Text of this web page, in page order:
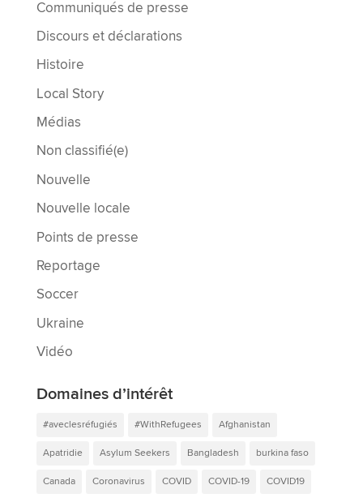
Communiqués de presse
Discours et déclarations
Histoire
Local Story
Médias
Non classifié(e)
Nouvelle
Nouvelle locale
Points de presse
Reportage
Soccer
Ukraine
Vidéo
Domaines d’intérêt
#aveclesréfugiés #WithRefugees Afghanistan
Apatridie Asylum Seekers Bangladesh burkina faso
Canada Coronavirus COVID COVID-19 COVID19